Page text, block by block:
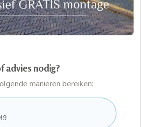
advies nodig?
manieren bereiken: